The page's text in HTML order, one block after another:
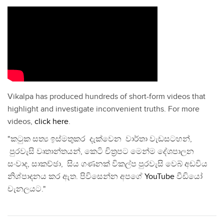
Vikalpa has produced hundreds of short-form videos that
highlight and investigate inconvenient truths. For more
videos, click here.
"කටුක සත්‍ය ඉස්මතුකර දැක්වෙන වාර්තා වැඩසටහන්,
පුරවැසි වෘතාන්තයන්, කෙටි චිත්‍රපට මෙන්ම දේශපාලන
සංවාද, සාකච්ඡා, සිය ගණනක් විකල්ප පුරවැසි වෙබ් අඩවිය
නිශ්පාදනය කර ඇත. පිවිසෙන්න අපගේ YouTube වීඩියෝ
චැනලයට."